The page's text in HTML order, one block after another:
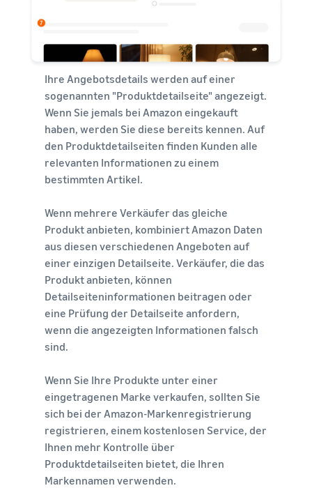
Ihre Angebotsdetails werden auf einer
sogenannten "Produktdetailseite" angezeigt.
Wenn Sie jemals bei Amazon eingekauft
haben, werden Sie diese bereits kennen. Auf
den Produktdetailseiten finden Kunden alle
relevanten Informationen zu einem
bestimmten Artikel.
Wenn mehrere Verkäufer das gleiche
Produkt anbieten, kombiniert Amazon Daten
aus diesen verschiedenen Angeboten auf
einer einzigen Detailseite. Verkäufer, die das
Produkt anbieten, können
Detailseiteninformationen beitragen oder
eine Prüfung der Detailseite anfordern,
wenn die angezeigten Informationen falsch
sind.
Wenn Sie Ihre Produkte unter einer
eingetragenen Marke verkaufen, sollten Sie
sich bei der Amazon-Markenregistrierung
registrieren, einem kostenlosen Service, der
Ihnen mehr Kontrolle über
Produktdetailseiten bietet, die Ihren
Markennamen verwenden.